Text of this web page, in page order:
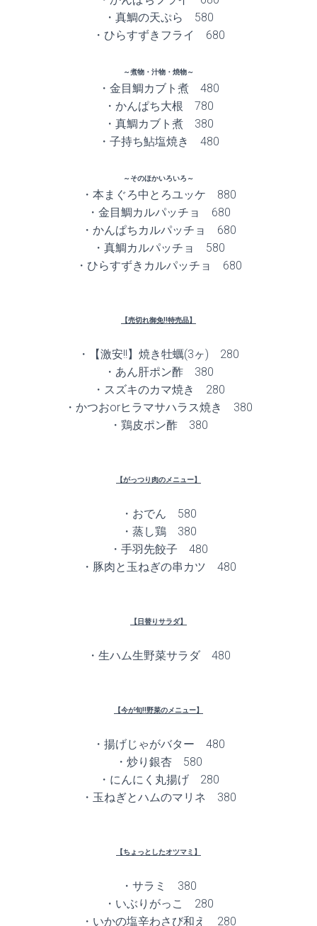
・真鯛の天ぷら 580
・ひらすずきフライ 680
～煮物・汁物・焼物～
・金目鯛カブト煮 480
・かんぱち大根 780
・真鯛カブト煮 380
・子持ち鮎塩焼き 480
～そのほかいろいろ～
・本まぐろ中とろユッケ 880
・金目鯛カルパッチョ 680
・かんぱちカルパッチョ 680
・真鯛カルパッチョ 580
・ひらすずきカルパッチョ 680
【売切れ御免!!特売品】
・【激安!!】焼き牡蠣(3ヶ) 280
・あん肝ポン酢 380
・スズキのカマ焼き 280
・かつおorヒラマサハラス焼き 380
・鶏皮ポン酢 380
【がっつり肉のメニュー】
・おでん 580
・蒸し鶏 380
・手羽先餃子 480
・豚肉と玉ねぎの串カツ 480
【日替りサラダ】
・生ハム生野菜サラダ 480
【今が旬!!野菜のメニュー】
・揚げじゃがバター 480
・炒り銀杏 580
・にんにく丸揚げ 280
・玉ねぎとハムのマリネ 380
【ちょっとしたオツマミ】
・サラミ 380
・いぶりがっこ 280
・いかの塩辛わさび和え 280